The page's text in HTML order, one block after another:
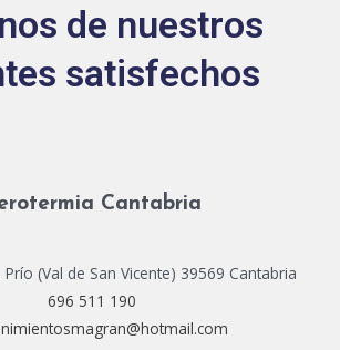
de nuestros
satisfechos
Cantabria
Prío (Val de San Vicente) 39569 Cantabria
696 511 190